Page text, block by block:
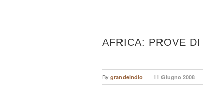
AFRICA: PROVE
By grandeindio 11 Giugno 2008